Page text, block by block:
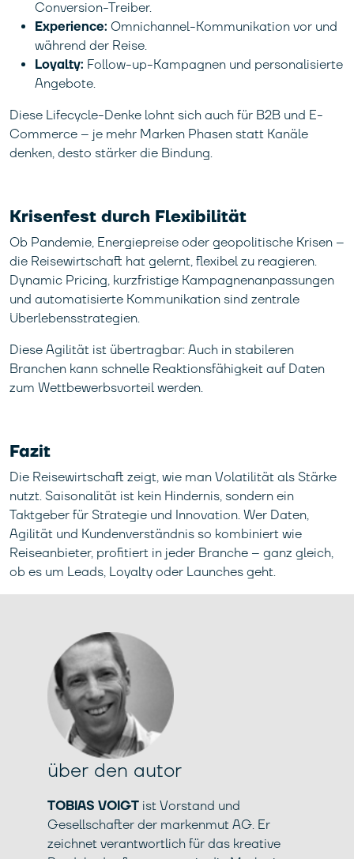
Conversion-Treiber.
Experience: Omnichannel-Kommunikation vor und
während der Reise.
Loyalty: Follow-up-Kampagnen und personalisierte
Angebote.
Diese Lifecycle-Denke lohnt sich auch für B2B und E-
Commerce – je mehr Marken Phasen statt Kanäle
denken, desto stärker die Bindung.
Krisenfest durch Flexibilität
Ob Pandemie, Energiepreise oder geopolitische Krisen –
die Reisewirtschaft hat gelernt, flexibel zu reagieren.
Dynamic Pricing, kurzfristige Kampagnenanpassungen
und automatisierte Kommunikation sind zentrale
Überlebensstrategien.
Diese Agilität ist übertragbar: Auch in stabileren
Branchen kann schnelle Reaktionsfähigkeit auf Daten
zum Wettbewerbsvorteil werden.
Fazit
Die Reisewirtschaft zeigt, wie man Volatilität als Stärke
nutzt. Saisonalität ist kein Hindernis, sondern ein
Taktgeber für Strategie und Innovation. Wer Daten,
Agilität und Kundenverständnis so kombiniert wie
Reiseanbieter, profitiert in jeder Branche – ganz gleich,
ob es um Leads, Loyalty oder Launches geht.
über den autor
TOBIAS VOIGT ist Vorstand und
Gesellschafter der markenmut AG. Er
zeichnet verantwortlich für das kreative